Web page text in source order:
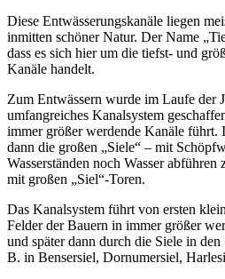
Diese Entwässerungskanäle liegen
inmitten schöner Natur. Der Name
dass es sich hier um die tiefst- und
Kanäle handelt.
Zum Entwässern wurde im Laufe der
umfangreiches Kanalsystem
immer größer werdende Kanäle führt.
dann die großen „Siele“ – mit
Wasserständen noch Wasser
mit großen „Siel“-Toren.
Das Kanalsystem führt von ersten
Felder der Bauern in immer größer
und später dann durch die Siele in
B. in Bensersiel, Dornumersiel,